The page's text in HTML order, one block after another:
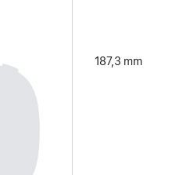
187,3 mm